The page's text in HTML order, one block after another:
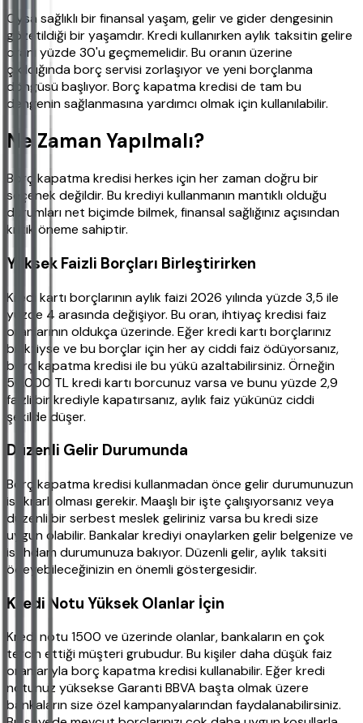
Oysa sağlıklı bir finansal yaşam, gelir ve gider dengesinin
gözetildiği bir yaşamdır. Kredi kullanırken aylık taksitin gelire
oranı yüzde 30'u geçmemelidir. Bu oranın üzerine
çıkıldığında borç servisi zorlaşıyor ve yeni borçlanma
döngüsü başlıyor. Borç kapatma kredisi de tam bu
dengenin sağlanmasına yardımcı olmak için kullanılabilir.
Ne Zaman Yapılmalı?
Borç kapatma kredisi herkes için her zaman doğru bir
seçenek değildir. Bu krediyi kullanmanın mantıklı olduğu
durumları net biçimde bilmek, finansal sağlığınız açısından
kritik öneme sahiptir.
Yüksek Faizli Borçları Birleştirirken
Kredi kartı borçlarının aylık faizi 2026 yılında yüzde 3,5 ile
yüzde 4 arasında değişiyor. Bu oran, ihtiyaç kredisi faiz
oranlarının oldukça üzerinde. Eğer kredi kartı borçlarınız
biriktiyse ve bu borçlar için her ay ciddi faiz ödüyorsanız,
borç kapatma kredisi ile bu yükü azaltabilirsiniz. Örneğin
50.000 TL kredi kartı borcunuz varsa ve bunu yüzde 2,9
faizli bir krediyle kapatırsanız, aylık faiz yükünüz ciddi
şekilde düşer.
Düzenli Gelir Durumunda
Borç kapatma kredisi kullanmadan önce gelir durumunuzun
istikrarlı olması gerekir. Maaşlı bir işte çalışıyorsanız veya
düzenli bir serbest meslek geliriniz varsa bu kredi size
uygun olabilir. Bankalar krediyi onaylarken gelir belgenize ve
istihdam durumunuza bakıyor. Düzenli gelir, aylık taksiti
ödeyebileceğinizin en önemli göstergesidir.
Kredi Notu Yüksek Olanlar İçin
Kredi notu 1500 ve üzerinde olanlar, bankaların en çok
tercih ettiği müşteri grubudur. Bu kişiler daha düşük faiz
oranlarıyla borç kapatma kredisi kullanabilir. Eğer kredi
notunuz yüksekse Garanti BBVA başta olmak üzere
bankaların size özel kampanyalarından faydalanabilirsiniz.